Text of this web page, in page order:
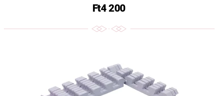
Ft4 200